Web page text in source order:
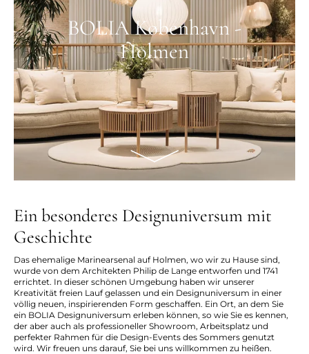
BOLIA København -
Holmen
Ein besonderes Designuniversum mit
Geschichte
Das ehemalige Marinearsenal auf Holmen, wo wir zu Hause sind,
wurde von dem Architekten Philip de Lange entworfen und 1741
errichtet. In dieser schönen Umgebung haben wir unserer
Kreativität freien Lauf gelassen und ein Designuniversum in einer
völlig neuen, inspirierenden Form geschaffen. Ein Ort, an dem Sie
ein BOLIA Designuniversum erleben können, so wie Sie es kennen,
der aber auch als professioneller Showroom, Arbeitsplatz und
perfekter Rahmen für die Design-Events des Sommers genutzt
wird. Wir freuen uns darauf, Sie bei uns willkommen zu heißen.